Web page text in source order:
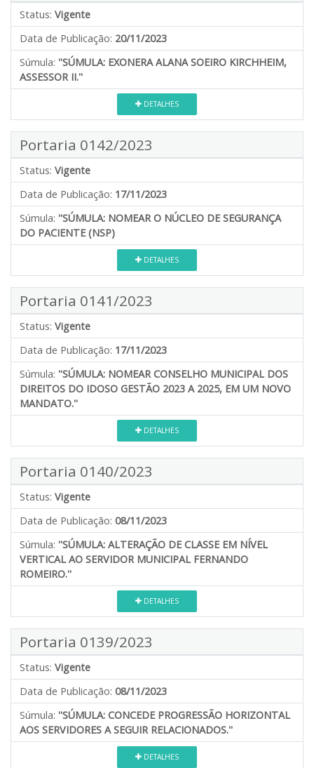
Status: Vigente
Data de Publicação: 20/11/2023
Súmula: ''SÚMULA: EXONERA ALANA SOEIRO KIRCHHEIM,
ASSESSOR II.''
DETALHES
Portaria 0142/2023
Status: Vigente
Data de Publicação: 17/11/2023
Súmula: ''SÚMULA: NOMEAR O NÚCLEO DE SEGURANÇA
DO PACIENTE (NSP)
DETALHES
Portaria 0141/2023
Status: Vigente
Data de Publicação: 17/11/2023
Súmula: ''SÚMULA: NOMEAR CONSELHO MUNICIPAL DOS
DIREITOS DO IDOSO GESTÃO 2023 A 2025, EM UM NOVO
MANDATO.''
DETALHES
Portaria 0140/2023
Status: Vigente
Data de Publicação: 08/11/2023
Súmula: ''SÚMULA: ALTERAÇÃO DE CLASSE EM NÍVEL
VERTICAL AO SERVIDOR MUNICIPAL FERNANDO
ROMEIRO.''
DETALHES
Portaria 0139/2023
Status: Vigente
Data de Publicação: 08/11/2023
Súmula: ''SÚMULA: CONCEDE PROGRESSÃO HORIZONTAL
AOS SERVIDORES A SEGUIR RELACIONADOS.''
DETALHES